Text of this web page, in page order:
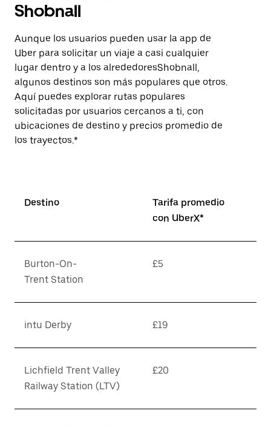
Shobnall
Aunque los usuarios pueden usar la app de
Uber para solicitar un viaje a casi cualquier
lugar dentro y a los alrededoresShobnall,
algunos destinos son más populares que otros.
Aquí puedes explorar rutas populares
solicitadas por usuarios cercanos a ti, con
ubicaciones de destino y precios promedio de
los trayectos.*
Destino
Tarifa promedio
con UberX*
Burton-On-
Trent Station
£5
intu Derby £19
Lichfield Trent Valley
Railway Station (LTV)
£20